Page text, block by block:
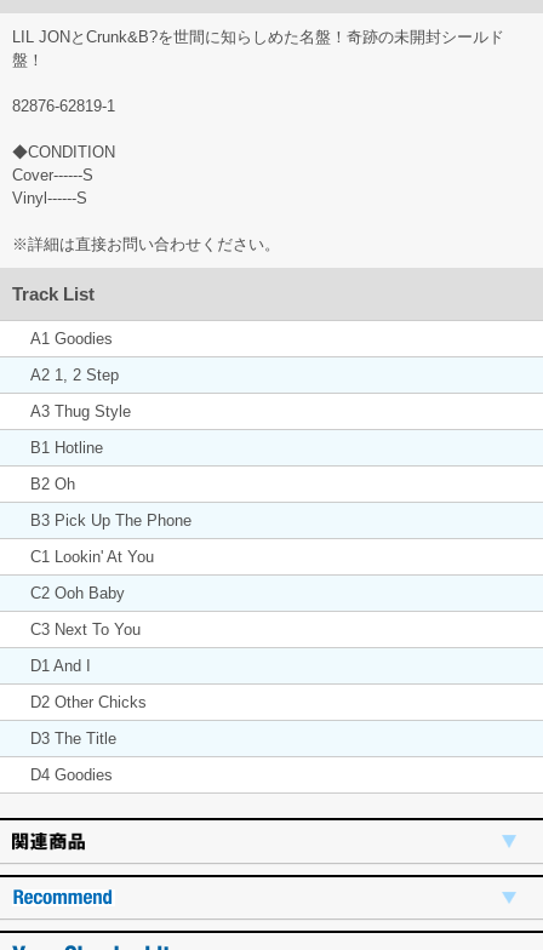
LIL JONとCrunk&B?を世間に知らしめた名盤！奇跡の未開封シールド
盤！
82876-62819-1
◆CONDITION
Cover------S
Vinyl------S
※詳細は直接お問い合わせください。
Track List
A1 Goodies
A2 1, 2 Step
A3 Thug Style
B1 Hotline
B2 Oh
B3 Pick Up The Phone
C1 Lookin' At You
C2 Ooh Baby
C3 Next To You
D1 And I
D2 Other Chicks
D3 The Title
D4 Goodies